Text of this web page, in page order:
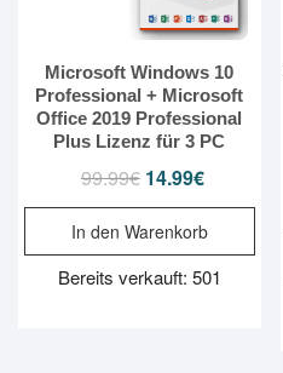
Microsoft Windows 10
Professional + Microsoft
Office 2019 Professional
Plus Lizenz für 3 PC
99.99€ Ursprünglicher
Preis
war:
99.99€
14.99€Aktueller
Preis
ist:
14.99€.
In den Warenkorb
Bereits verkauft: 501